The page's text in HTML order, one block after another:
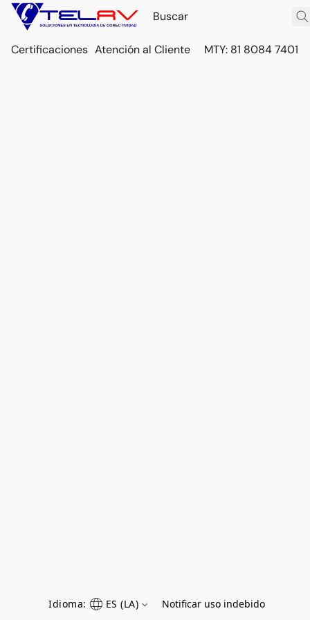
Certificaciones Atención al Cliente MTY: 81 8084 7401
Idioma: ES (LA) Notificar uso indebido